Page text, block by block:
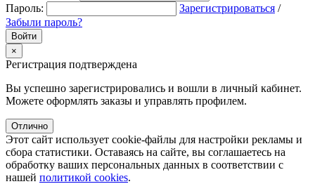
Пароль: Зарегистрироваться /
Забыли пароль?
×
Регистрация подтверждена
Вы успешно зарегистрировались и вошли в личный кабинет.
Можете оформлять заказы и управлять профилем.
Отлично
Этот сайт использует cookie-файлы для настройки рекламы и
сбора статистики. Оставаясь на сайте, вы соглашаетесь на
обработку ваших персональных данных в соответствии с
нашей политикой cookies.